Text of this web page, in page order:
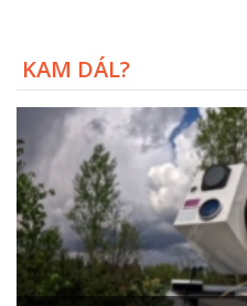
KAM DÁL?